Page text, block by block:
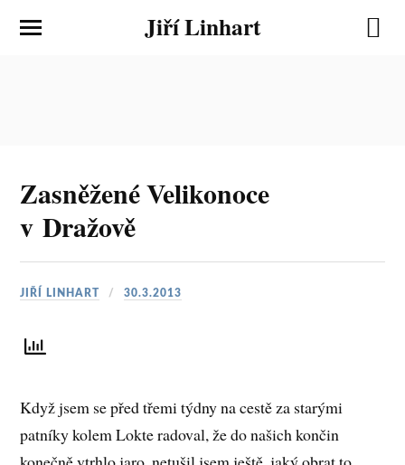
Jiří Linhart
Zasněžené Velikonoce
v Dražově
JIŘÍ LINHART 30.3.2013
Když jsem se před třemi týdny na cestě za starými
patníky kolem Lokte radoval, že do našich končin